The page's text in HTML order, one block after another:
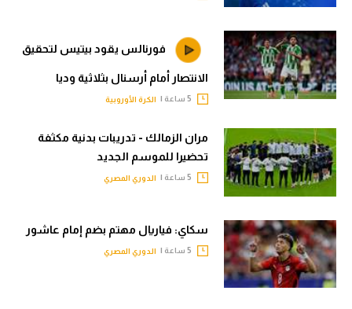
فورنالس يقود بيتيس لتحقيق
الانتصار أمام أرسنال بثلاثية وديا
الكرة الأوروبية
مران الزمالك - تدريبات بدنية مكثفة
تحضيرا للموسم الجديد
الدوري المصري
سكاي: فياريال مهتم بضم إمام عاشور
الدوري المصري